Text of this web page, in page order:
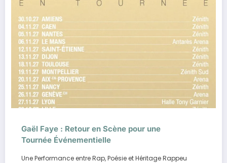
Gaël Faye : Retour en Scène pour une
Tournée Événementielle
Une Performance entre Rap, Poésie et Héritage Rappeu